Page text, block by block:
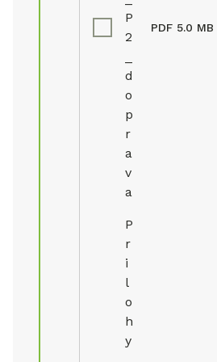
P
2
d
o
p
r
a
v
a
PDF 5.0 MB
P
r
i
l
o
h
y